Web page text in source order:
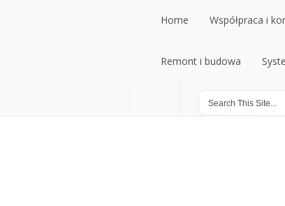
Home
Home
Współpraca i
Współpraca i
Remont i budowa
Remont i budowa